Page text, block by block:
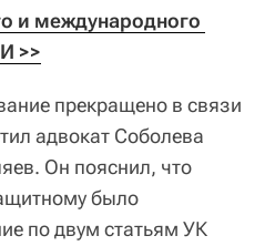
и международного
>>
прекращено в связи
адвокат Соболева
Он пояснил, что
было
по двум статьям УК